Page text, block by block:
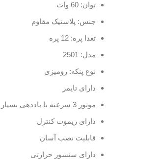
توان: 60 وات
جنس: پلاستیک مقاوم
تعدا پره: 12 پره
مدل: 2501
نوع پنکه: رومیزی
دارای تایمر
موتور 3 سرعته با باددهی بسیار بالا
دارای ریموت کنترل
قابلیت نصب آسان
دارای سنسور حرارتی